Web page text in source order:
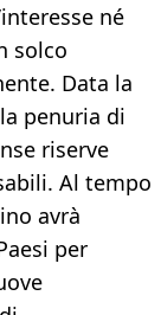
né
solco
Data la
penuria di
riserve
Al tempo
avrà
per